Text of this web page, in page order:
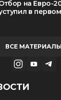
на Евро-
в
ВСЕ МАТЕРИАЛЫ